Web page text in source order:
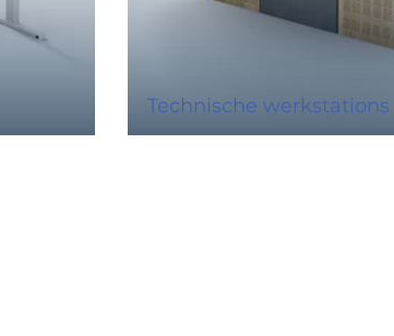
Technische werkstations